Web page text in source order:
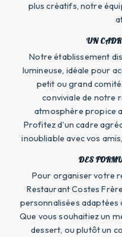
plus créatifs, notre
UN
Notre établissement
lumineuse, idéale pour
petit ou grand
conviviale de notre
atmosphère propice
Profitez d'un cadre
inoubliable avec vos
DES
Pour organiser votre
Restaurant Costes
personnalisées adaptées
Que vous souhaitiez un
dessert, ou plutôt un